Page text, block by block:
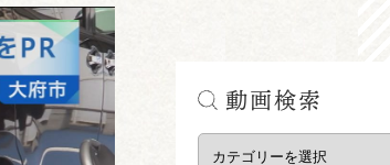
動画検索